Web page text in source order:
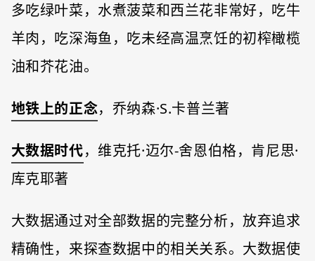
多吃绿叶菜，水煮菠菜和西兰花非常好，吃牛
羊肉，吃深海鱼，吃未经高温烹饪的初榨橄榄
油和芥花油。
地铁上的正念，乔纳森·S.卡普兰著
大数据时代，维克托·迈尔-舍恩伯格，肯尼思·
库克耶著
大数据通过对全部数据的完整分析，放弃追求
精确性，来探查数据中的相关关系。大数据使